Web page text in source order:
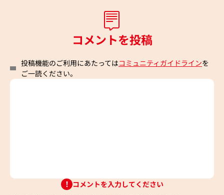
コメントを投稿
投稿機能のご利用にあたってはコミュニティガイドラインを
ご一読ください。
コメントを入力してください